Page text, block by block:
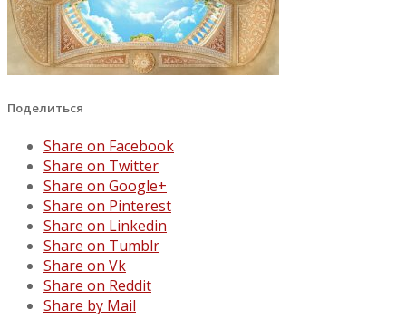
Поделиться
Share on Facebook
Share on Twitter
Share on Google+
Share on Pinterest
Share on Linkedin
Share on Tumblr
Share on Vk
Share on Reddit
Share by Mail